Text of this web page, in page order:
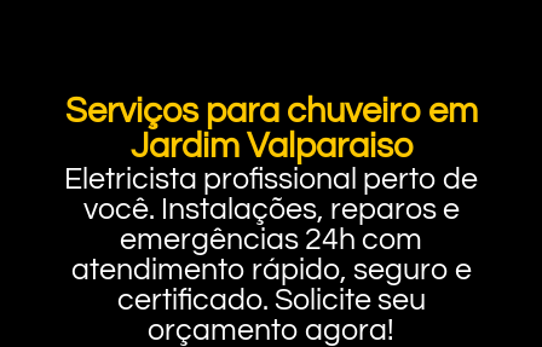
Serviços para chuveiro em
Jardim Valparaiso
Eletricista profissional perto de
você. Instalações, reparos e
emergências 24h com
atendimento rápido, seguro e
certificado. Solicite seu
orçamento agora!